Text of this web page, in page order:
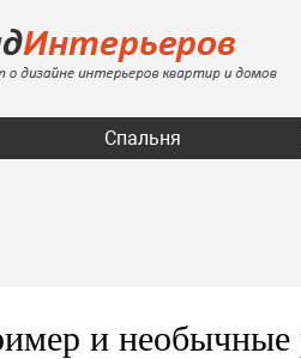
Спальня
и необычные